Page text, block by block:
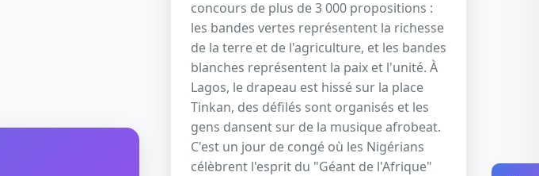
concours de plus de 3 000 propositions :
les bandes vertes représentent la richesse
de la terre et de l'agriculture, et les bandes
blanches représentent la paix et l'unité. À
Lagos, le drapeau est hissé sur la place
Tinkan, des défilés sont organisés et les
gens dansent sur de la musique afrobeat.
C'est un jour de congé où les Nigérians
célèbrent l'esprit du "Géant de l'Afrique"